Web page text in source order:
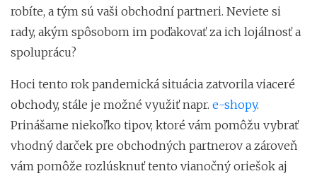
robíte, a tým sú vaši obchodní partneri. Neviete si
rady, akým spôsobom im poďakovať za ich lojálnosť a
spoluprácu?
Hoci tento rok pandemická situácia zatvorila viaceré
obchody, stále je možné využiť napr. e-shopy.
Prinášame niekoľko tipov, ktoré vám pomôžu vybrať
vhodný darček pre obchodných partnerov a zároveň
vám pomôže rozlúsknuť tento vianočný oriešok aj